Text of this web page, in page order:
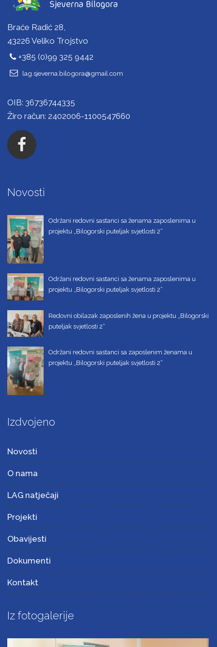
Braće Radić 28,
43226 Veliko Trojstvo
+385 (0)99 325 9442
lag.sjeverna.bilogora@gmail.com
OIB: 36736744335
Žiro račun: 2402006-1100547660
Novosti
Održani redovni sastanci sa ženama zaposlenima u
projektu „Bilogorski puteljak svjetlosti 2“
Održani redovni sastanci sa ženama zaposlenima u
projektu „Bilogorski puteljak svjetlosti 2“
Redovni obilazak zaposlenih žena u projektu „Bilogorski
puteljak svjetlosti 2“
Održani redovni sastanci sa zaposlenim ženama u
projektu „Bilogorski puteljak svjetlosti 2“
Izdvojeno
Novosti
O nama
LAG natječaji
Projekti
Obavijesti
Dokumenti
Kontakt
Iz fotogalerije